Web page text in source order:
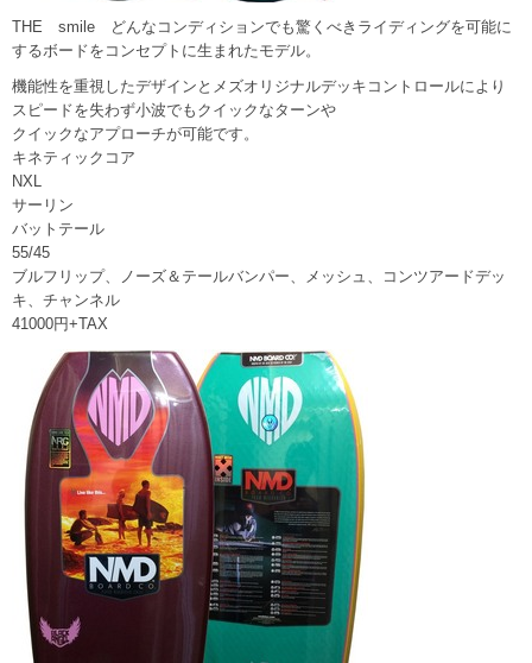
THE smile どんなコンディションでも驚くべきライディングを可能に
するボードをコンセプトに生まれたモデル。
機能性を重視したデザインとメズオリジナルデッキコントロールにより
スピードを失わず小波でもクイックなターンや
クイックなアプローチが可能です。
キネティックコア
NXL
サーリン
バットテール
55/45
ブルフリップ、ノーズ＆テールバンパー、メッシュ、コンツアードデッ
キ、チャンネル
41000円+TAX